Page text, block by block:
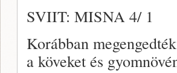
SVIIT: MISNA 4/ 1
Korábban
a köveket és